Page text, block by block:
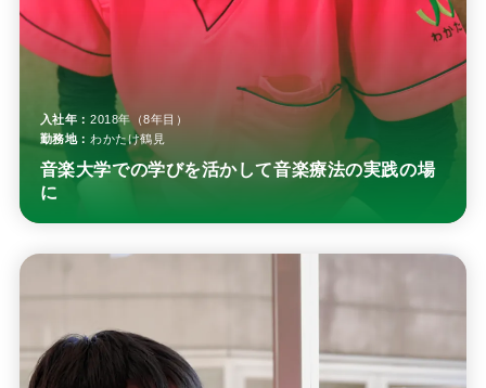
入社年： 2018年（8年目）
勤務地： わかたけ鶴見
音楽大学での学びを活かして音楽療法の実践の場
に